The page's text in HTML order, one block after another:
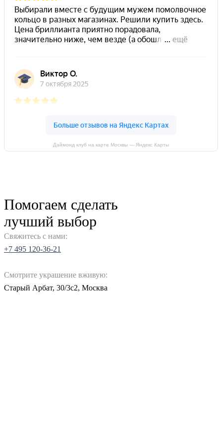
Даймонд клуб на карте Москвы — Яндекс Карты
Помогаем сделать
лучший выбор
Свяжитесь с нами:
+7 495 120-36-21
Смотрите украшение вживую:
Старый Арбат, 30/3с2, Москва